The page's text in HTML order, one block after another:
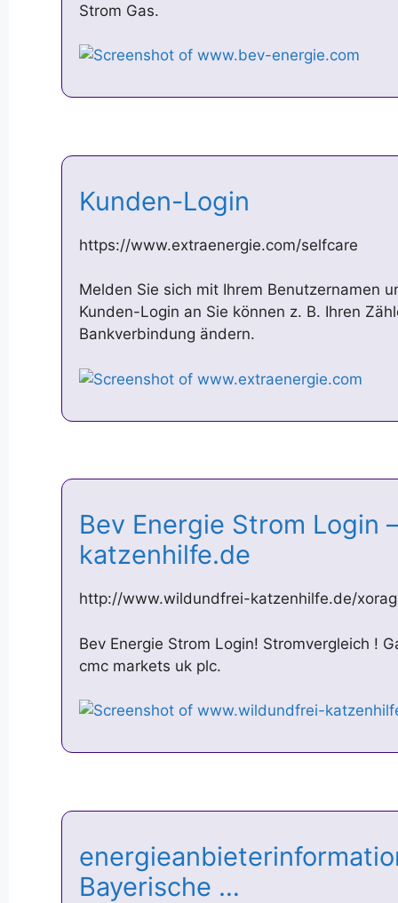
Strom Gas.
Kunden-Login
https://www.extraenergie.com/selfcare
Melden Sie sich mit Ihrem Benutzernamen
Kunden-Login an Sie können z. B. Ihren
Bankverbindung ändern.
Bev Energie Strom Login
katzenhilfe.de
http://www.wildundfrei-katzenhilfe.de/
Bev Energie Strom Login! Stromvergleich !
cmc markets uk plc.
Bayerische …